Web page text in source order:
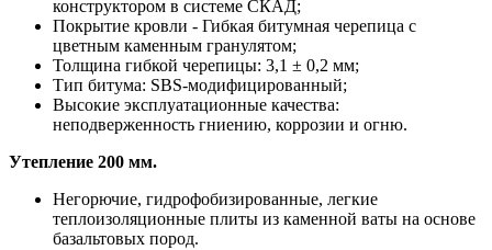
конструктором в системе СКАД;
Покрытие кровли - Гибкая битумная черепица с
цветным каменным гранулятом;
Толщина гибкой черепицы: 3,1 ± 0,2 мм;
Тип битума: SBS-модифицированный;
Высокие эксплуатационные качества:
неподверженность гниению, коррозии и огню.
Утепление 200 мм.
Негорючие, гидрофобизированные, легкие
теплоизоляционные плиты из каменной ваты на основе
базальтовых пород.